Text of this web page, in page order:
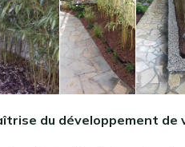
du développement de